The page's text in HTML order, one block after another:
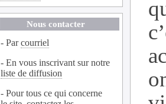
Nous contacter
- Parcourriel
- En vous inscrivant sur notre
liste de diffusion
- Pour tous ce qui concerne